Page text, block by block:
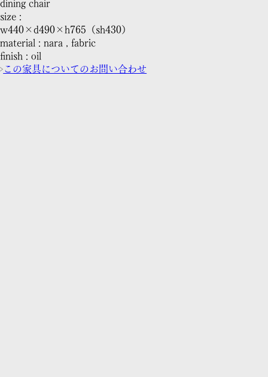
dining chair
size :
w440×d490×h765（sh430）
material : nara , fabric
finish : oil
この家具についてのお問い合わせ